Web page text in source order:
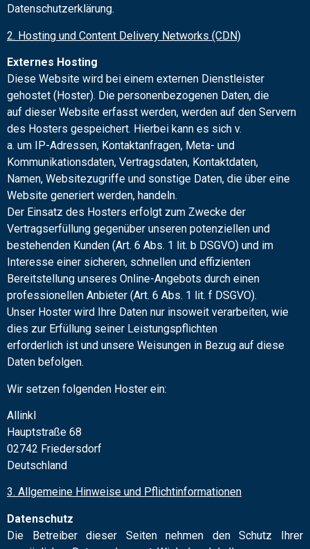
Datenschutzerklärung.
2. Hosting und Content Delivery Networks (CDN)
Externes Hosting
Diese Website wird bei einem externen Dienstleister
gehostet (Hoster). Die personenbezogenen Daten, die
auf dieser Website erfasst werden, werden auf den Servern
des Hosters gespeichert. Hierbei kann es sich v.
a. um IP-Adressen, Kontaktanfragen, Meta- und
Kommunikationsdaten, Vertragsdaten, Kontaktdaten,
Namen, Websitezugriffe und sonstige Daten, die über eine
Website generiert werden, handeln.
Der Einsatz des Hosters erfolgt zum Zwecke der
Vertragserfüllung gegenüber unseren potenziellen und
bestehenden Kunden (Art. 6 Abs. 1 lit. b DSGVO) und im
Interesse einer sicheren, schnellen und effizienten
Bereitstellung unseres Online-Angebots durch einen
professionellen Anbieter (Art. 6 Abs. 1 lit. f DSGVO).
Unser Hoster wird Ihre Daten nur insoweit verarbeiten, wie
dies zur Erfüllung seiner Leistungspflichten
erforderlich ist und unsere Weisungen in Bezug auf diese
Daten befolgen.
Wir setzen folgenden Hoster ein:
Allinkl
Hauptstraße 68
02742 Friedersdorf
Deutschland
3. Allgemeine Hinweise und Pflichtinformationen
Datenschutz
Die Betreiber dieser Seiten nehmen den Schutz Ihrer